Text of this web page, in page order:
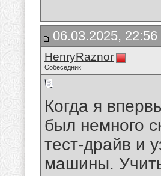
06.03.2025, 22:56
HenryRaznor
Собеседник
Когда я
был немного
тест-драйв и
машины.